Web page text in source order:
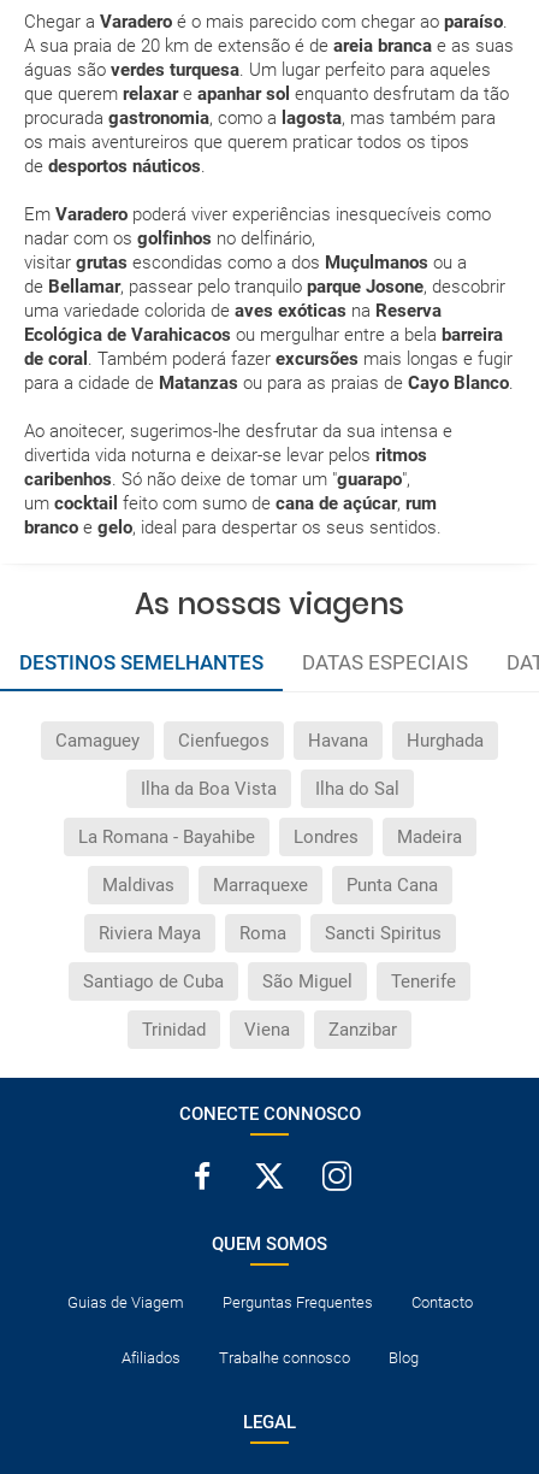
Chegar a Varadero é o mais parecido com chegar ao paraíso
A sua praia de 20 km de extensão é de areia branca e as suas
águas são verdes turquesa . Um lugar perfeito para aqueles
que querem relaxare apanhar sol enquanto desfrutam da tão
procurada gastronomia, como a lagosta, mas também para
os mais aventureiros que querem praticar todos os tipos
de desportos náuticos
Em Varadero poderá viver experiências inesquecíveis como
nadar com os golfinhos no delfinário,
visitar grutas escondidas como a dos Muçulmanos ou a
de Bellamar, passear pelo tranquilo parque Josone, descobrir
uma variedade colorida de aves exóticas na Reserva
Ecológica de Varahicacos ou mergulhar entre a bela barreira
de coral
. Também poderá fazer excursões mais longas e fugir
para a cidade de Matanzas ou para as praias de Cayo Blanco
Ao anoitecer, sugerimos-lhe desfrutar da sua intensa e
divertida vida noturna e deixar-se levar pelos ritmos
caribenhos . Só não deixe de tomar um "guarapo",
um cocktail feito com sumo de cana de açúcar, rum
branco e gelo, ideal para despertar os seus sentidos.
Posso cancelar ou modificar a reserva da viagem?
Que custos podem ser originados por um
Que validade deve ter o meu passaporte para viajar
para...?
Com quanta antecedência tenho de estar no
aeroporto?
Como posso reservar uma viagem de pacote de
férias no site?
Ao efectuar a reserva um dos serviços ficou
pendente de confirmação. Como sei se se confirma
Como sei se há lugares disponíveis na viagem que
quero reservar?
dirigir?
A minha reserva inclui algum seguro de viagem?
Quais as taxas de entrada e saída do país se viajo
para a América?
Que devo fazer se o transfer contratado do
Necessito visto para poder ir a...?
Por que me aparece o preço de uma criança igual
Quantas vezes devo imprimir o voucher dos
transfers?
As nossas viagens
DESTINOS SEMELHANTES DATAS ESPECIAIS
Camaguey Cienfuegos Havana Hurghada
Ilha da Boa Vista Ilha do Sal
La Romana - Bayahibe Londres Madeira
Maldivas Marraquexe Punta Cana
Riviera Maya Roma Sancti Spiritus
Santiago de Cuba São Miguel Tenerife
Trinidad Viena Zanzibar
CONECTE CONNOSCO
QUEM SOMOS
Guias de Viagem Perguntas Frequentes Contacto
Afiliados Trabalhe connosco Blog
LEGAL